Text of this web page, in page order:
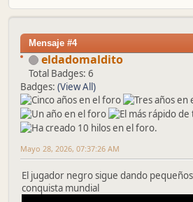
Mensaje #4
eldadomaldito
Total Badges: 6
Badges: (View All)
Mayo 28, 2026, 07:37:26 AM
El jugador negro sigue dando pequeños
conquista mundial